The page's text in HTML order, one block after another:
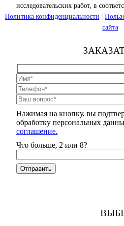
исследовательских работ, в
Политика конфиденциальности |
сайта
Нажимая на кнопку, вы
обработку персональных
соглашение.
Что больше, 2 или 8?